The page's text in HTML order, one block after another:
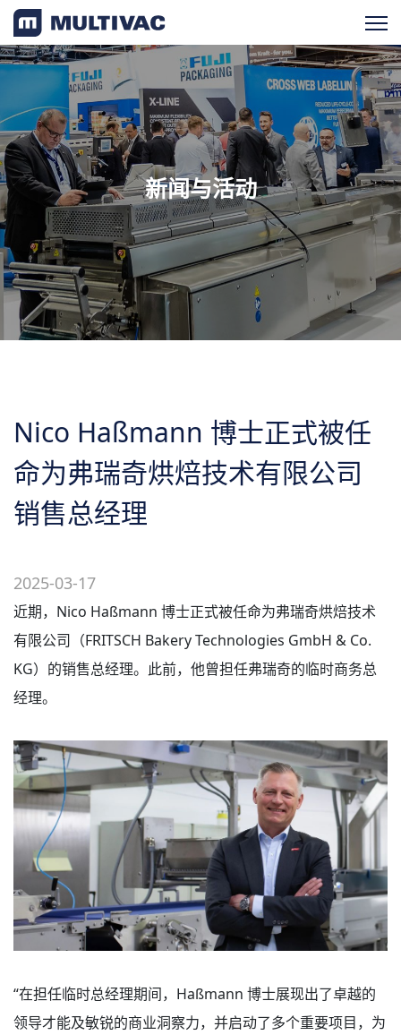
产品检索
产品概览
服务支持
新闻与活动
最新消息
近期活动
关于我们
新闻与活动
Nico Haßmann 博士正式被任
命为弗瑞奇烘焙技术有限公司
销售总经理
2025-03-17
近期，Nico Haßmann 博士正式被任命为弗瑞奇烘焙技术
有限公司（FRITSCH Bakery Technologies GmbH & Co.
KG）的销售总经理。此前，他曾担任弗瑞奇的临时商务总
经理。
“在担任临时总经理期间，Haßmann 博士展现出了卓越的
领导才能及敏锐的商业洞察力，并启动了多个重要项目，为